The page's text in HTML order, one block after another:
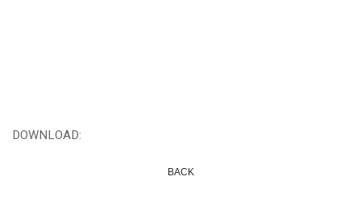
DOWNLOAD:
BACK